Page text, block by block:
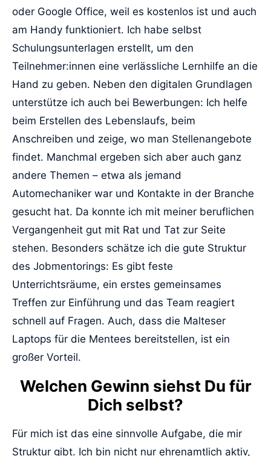
oder Google Office, weil es kostenlos ist und auch
am Handy funktioniert. Ich habe selbst
Schulungsunterlagen erstellt, um den
Teilnehmer:innen eine verlässliche Lernhilfe an die
Hand zu geben. Neben den digitalen Grundlagen
unterstütze ich auch bei Bewerbungen: Ich helfe
beim Erstellen des Lebenslaufs, beim
Anschreiben und zeige, wo man Stellenangebote
findet. Manchmal ergeben sich aber auch ganz
andere Themen – etwa als jemand
Automechaniker war und Kontakte in der Branche
gesucht hat. Da konnte ich mit meiner beruflichen
Vergangenheit gut mit Rat und Tat zur Seite
stehen. Besonders schätze ich die gute Struktur
des Jobmentorings: Es gibt feste
Unterrichtsräume, ein erstes gemeinsames
Treffen zur Einführung und das Team reagiert
schnell auf Fragen. Auch, dass die Malteser
Laptops für die Mentees bereitstellen, ist ein
großer Vorteil.
Welchen Gewinn siehst Du für
Dich selbst?
Für mich ist das eine sinnvolle Aufgabe, die mir
Struktur gibt. Ich bin nicht nur ehrenamtlich aktiv,